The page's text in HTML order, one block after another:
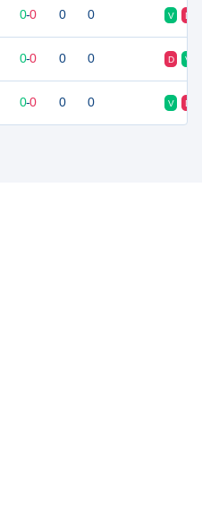
0-0 0 0 V D
0-0 0 0 D V
0-0 0 0 V D